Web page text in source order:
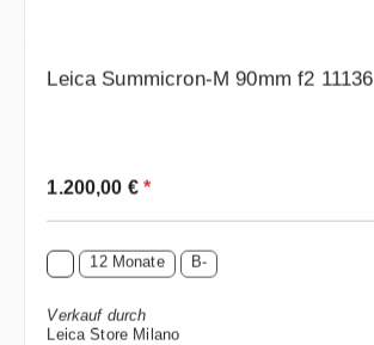
Leica Summicron-M 90mm f2 11136
Regulärer Preis:
1.200,00 €*
12 Monate B-
Verkauf durch
Leica Store Milano